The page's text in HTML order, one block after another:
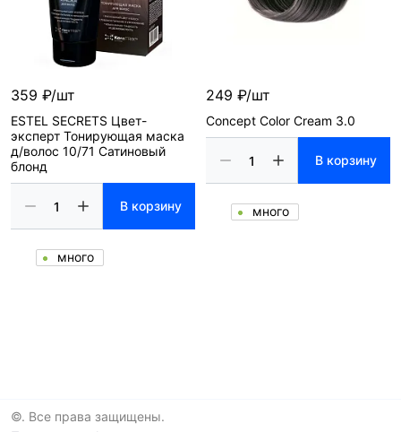
359 ₽/шт
ESTEL SECRETS Цвет-
эксперт Тонирующая маска
д/волос 10/71 Сатиновый
блонд
В корзину
много
249 ₽/шт
Concept Color Cream 3.0
В корзину
много
©. Все права защищены.